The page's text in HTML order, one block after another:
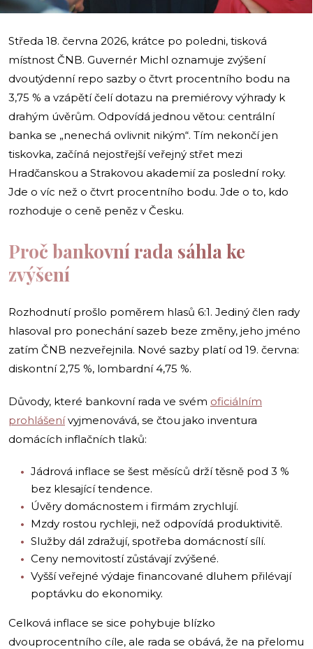
Středa 18. června 2026, krátce po poledni, tisková
místnost ČNB. Guvernér Michl oznamuje zvýšení
dvoutýdenní repo sazby o čtvrt procentního bodu na
3,75 % a vzápětí čelí dotazu na premiérovy výhrady k
drahým úvěrům. Odpovídá jednou větou: centrální
banka se „nenechá ovlivnit nikým“. Tím nekončí jen
tiskovka, začíná nejostřejší veřejný střet mezi
Hradčanskou a Strakovou akademií za poslední roky.
Jde o víc než o čtvrt procentního bodu. Jde o to, kdo
rozhoduje o ceně peněz v Česku.
Proč bankovní rada sáhla ke
zvýšení
Rozhodnutí prošlo poměrem hlasů 6:1. Jediný člen rady
hlasoval pro ponechání sazeb beze změny, jeho jméno
zatím ČNB nezveřejnila. Nové sazby platí od 19. června:
diskontní 2,75 %, lombardní 4,75 %.
Důvody, které bankovní rada ve svém oficiálním
prohlášenívyjmenovává, se čtou jako inventura
domácích inflačních tlaků:
Jádrová inflace se šest měsíců drží těsně pod 3 %
bez klesající tendence.
Úvěry domácnostem i firmám zrychlují.
Mzdy rostou rychleji, než odpovídá produktivitě.
Služby dál zdražují, spotřeba domácností sílí.
Ceny nemovitostí zůstávají zvýšené.
Vyšší veřejné výdaje financované dluhem přilévají
poptávku do ekonomiky.
Celková inflace se sice pohybuje blízko
dvouprocentního cíle, ale rada se obává, že na přelomu